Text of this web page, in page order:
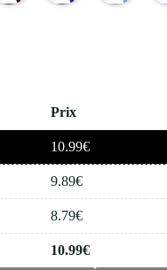
Prix
10.99€
9.89€
8.79€
10.99€